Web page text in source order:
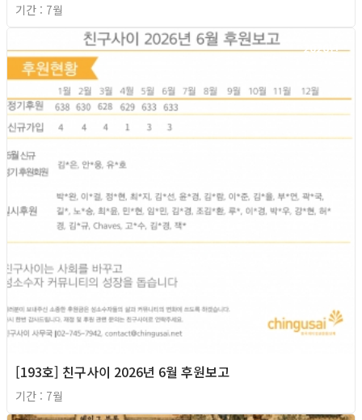
기간 : 7월
2026년
[193호] 친구사이 2026년 6월 후원보고
기간 : 7월